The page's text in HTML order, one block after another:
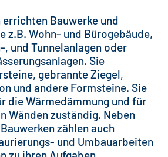
Bauwerke und
z.B. Wohn- und Bürogebäude,
und Tunnelanlagen oder
Sie
gebrannte Ziegel,
und andere Formsteine. Sie
die Wärmedämmung und für
Wänden zuständig. Neben
zählen auch
und Umbauarbeiten